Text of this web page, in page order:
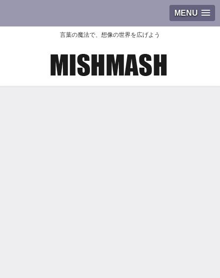
MENU
言葉の魔法で、想像の世界を広げよう